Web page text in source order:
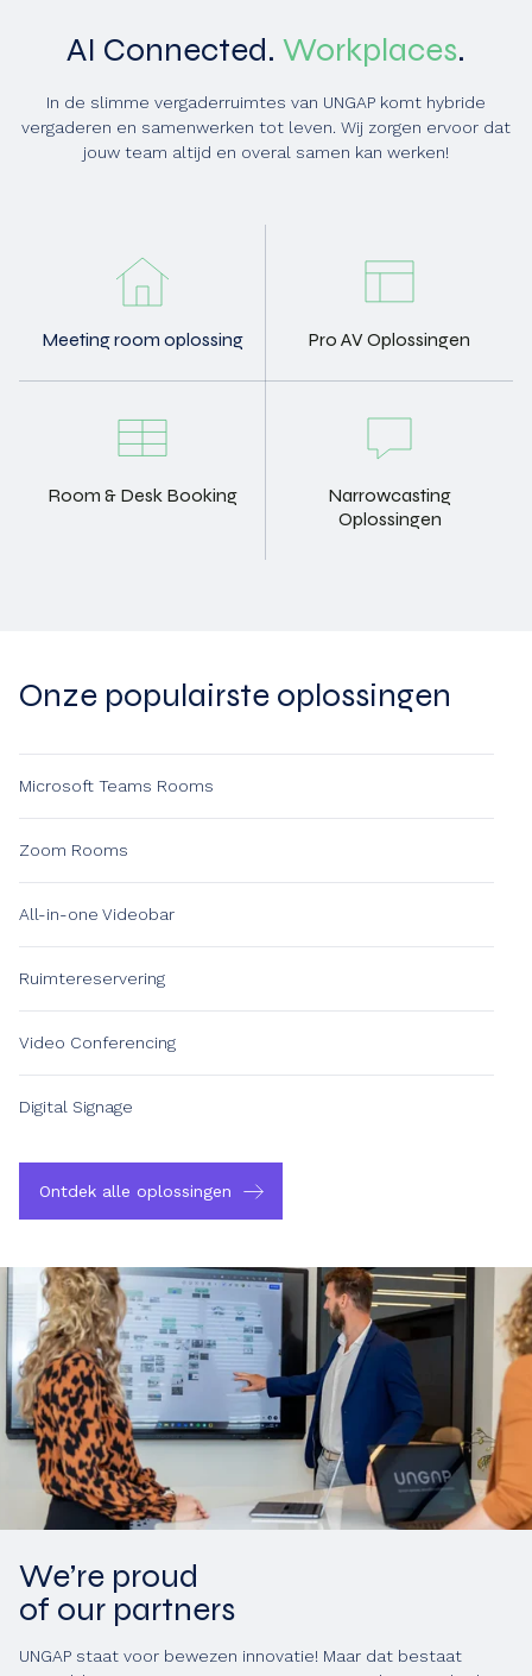
AI Connected. Workplaces.
In de slimme vergaderruimtes van UNGAP komt hybride
vergaderen en samenwerken tot leven. Wij zorgen ervoor dat
jouw team altijd en overal samen kan werken!
Meeting room oplossing Pro AV Oplossingen
Room & Desk Booking
Narrowcasting
Oplossingen
Onze populairste oplossingen
Microsoft Teams Rooms
Zoom Rooms
All-in-one Videobar
Ruimtereservering
Video Conferencing
Digital Signage
Ontdek alle oplossingen
We’re proud
of our partners
UNGAP staat voor bewezen innovatie! Maar dat bestaat